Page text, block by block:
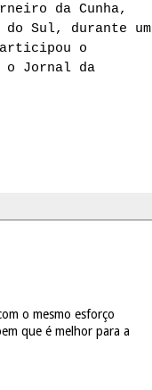
da Cunha,
do Sul, durante um
o
o Jornal da
o mesmo esforço
que é melhor para a